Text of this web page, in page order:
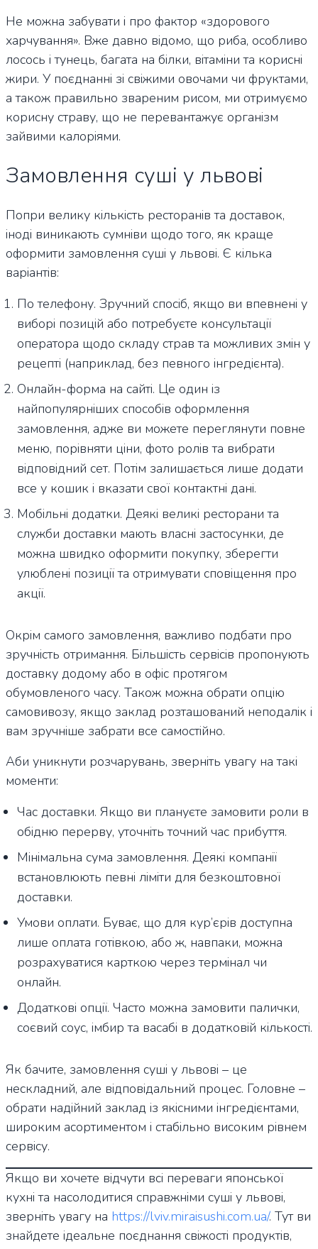
Не можна забувати і про фактор «здорового
харчування». Вже давно відомо, що риба, особливо
лосось і тунець, багата на білки, вітаміни та корисні
жири. У поєднанні зі свіжими овочами чи фруктами,
а також правильно звареним рисом, ми отримуємо
корисну страву, що не перевантажує організм
зайвими калоріями.
Замовлення суші у львові
Попри велику кількість ресторанів та доставок,
іноді виникають сумніви щодо того, як краще
оформити замовлення суші у львові. Є кілька
варіантів:
По телефону. Зручний спосіб, якщо ви впевнені у
виборі позицій або потребуєте консультації
оператора щодо складу страв та можливих змін у
рецепті (наприклад, без певного інгредієнта).
Онлайн-форма на сайті. Це один із
найпопулярніших способів оформлення
замовлення, адже ви можете переглянути повне
меню, порівняти ціни, фото ролів та вибрати
відповідний сет. Потім залишається лише додати
все у кошик і вказати свої контактні дані.
Мобільні додатки. Деякі великі ресторани та
служби доставки мають власні застосунки, де
можна швидко оформити покупку, зберегти
улюблені позиції та отримувати сповіщення про
акції.
Окрім самого замовлення, важливо подбати про
зручність отримання. Більшість сервісів пропонують
доставку додому або в офіс протягом
обумовленого часу. Також можна обрати опцію
самовивозу, якщо заклад розташований неподалік і
вам зручніше забрати все самостійно.
Аби уникнути розчарувань, зверніть увагу на такі
моменти:
Час доставки. Якщо ви плануєте замовити роли в
обідню перерву, уточніть точний час прибуття.
Мінімальна сума замовлення. Деякі компанії
встановлюють певні ліміти для безкоштовної
доставки.
Умови оплати. Буває, що для кур’єрів доступна
лише оплата готівкою, або ж, навпаки, можна
розрахуватися карткою через термінал чи
онлайн.
Додаткові опції. Часто можна замовити палички,
соєвий соус, імбир та васабі в додатковій кількості.
Як бачите, замовлення суші у львові – це
нескладний, але відповідальний процес. Головне –
обрати надійний заклад із якісними інгредієнтами,
широким асортиментом і стабільно високим рівнем
сервісу.
Якщо ви хочете відчути всі переваги японської
кухні та насолодитися справжніми суші у львові,
зверніть увагу на https://lviv.miraisushi.com.ua/. Тут ви
знайдете ідеальне поєднання свіжості продуктів,